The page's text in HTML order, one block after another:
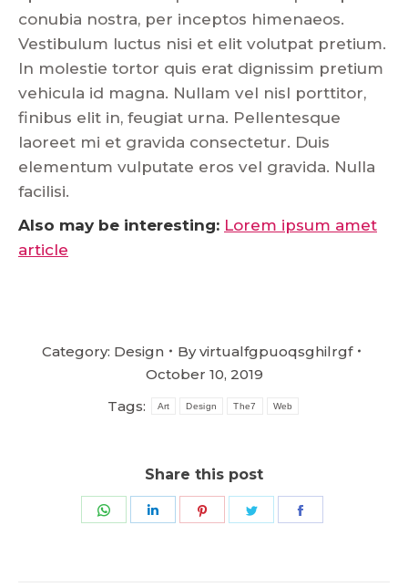
conubia nostra, per inceptos himenaeos.
Vestibulum luctus nisi et elit volutpat pretium.
In molestie tortor quis erat dignissim pretium
vehicula id magna. Nullam vel nisl porttitor,
finibus elit in, feugiat urna. Pellentesque
laoreet mi et gravida consectetur. Duis
elementum vulputate eros vel gravida. Nulla
facilisi.
Also may be interesting: Lorem ipsum amet
article
Category: Design Byvirtualfgpuoqsghilrgf
October 10, 2019
Tags:
Art Design The7 Web
Share this post
Share
Share
Share
Share